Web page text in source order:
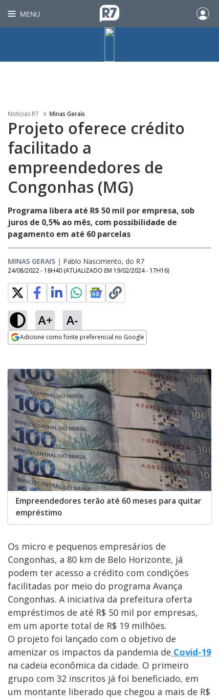
MENU
Noticias R7 Minas Gerais
Projeto oferece crédito
facilitado a
empreendedores de
Congonhas (MG)
Programa libera até R$ 50 mil por empresa, sob
juros de 0,5% ao mês, com possibilidade de
pagamento em até 60 parcelas
MINAS GERAIS | Pablo Nascimento, do R7
24/08/2022 - 18H40 (ATUALIZADO EM 19/02/2024 - 17H16)
A+ A-
Adicione como fonte preferencial no Google
Empreendedores terão até 60 meses para quitar
empréstimo
Os micro e pequenos empresários de
Congonhas, a 80 km de Belo Horizonte, já
podem ter acesso a crédito com condições
facilitadas por meio do programa Avança
Congonhas. A iniciativa da prefeitura oferta
empréstimos de até R$ 50 mil por empresas,
em um aporte total de R$ 19 milhões.
O projeto foi lançado com o objetivo de
amenizar os impactos da pandemia de Covid-19
na cadeia econômica da cidade. O primeiro
grupo com 32 inscritos já foi beneficiado, em
um montante liberado que chegou a mais de R$